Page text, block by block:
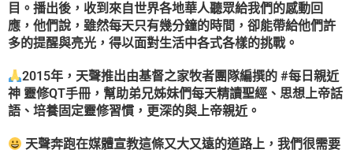
目。播出後，收到來自世界各地華人聽眾給我們的感動回
應，他們說，雖然每天只有幾分鐘的時間，卻能帶給他們許
多的提醒與亮光，得以面對生活中各式各樣的挑戰。
2015年，天聲推出由基督之家牧者團隊編撰的 #每日親近
神 靈修QT手冊，幫助弟兄姊妹們每天精讀聖經、思想上帝話
語、培養固定靈修習慣，更深的與上帝親近。
天聲奔跑在媒體宣教這條又大又遠的道路上，我們很需要